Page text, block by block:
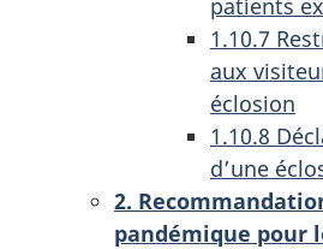
1.10.7
aux
éclosion
1.10.8
d’une
2.
pandémique pour